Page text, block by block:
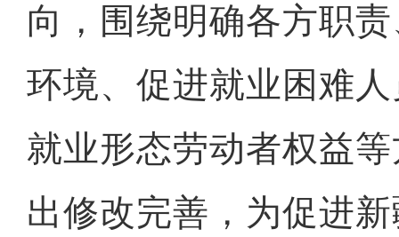
向，围绕明确各方职
环境、促进就业困难
就业形态劳动者权益
出修改完善，为促进